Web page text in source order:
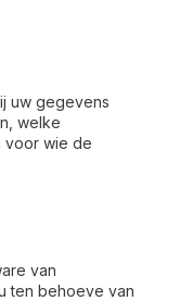
uw gegevens
welke
voor wie de
van
ten behoeve van